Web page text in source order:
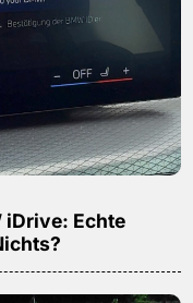
iDrive: Echte